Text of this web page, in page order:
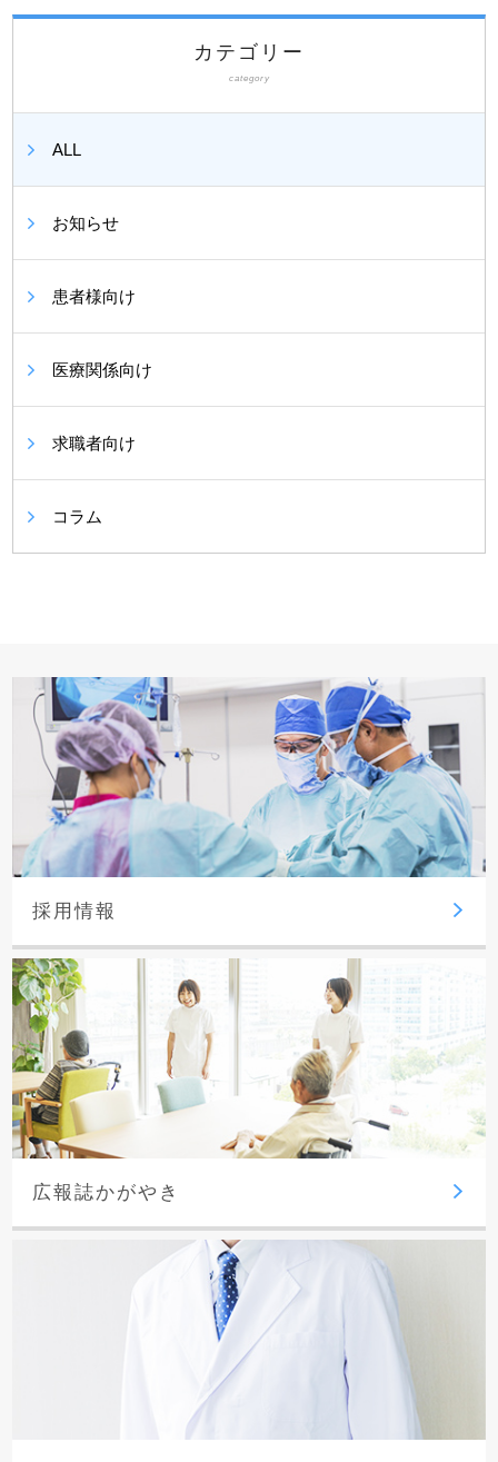
カテゴリー
category
ALL
お知らせ
患者様向け
医療関係向け
求職者向け
コラム
採用情報
広報誌かがやき